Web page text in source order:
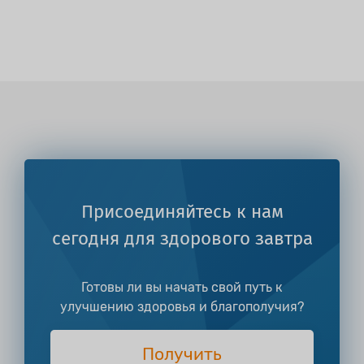
Присоединяйтесь к нам
сегодня для здорового завтра
Готовы ли вы начать свой путь к
улучшению здоровья и благополучия?
Получить